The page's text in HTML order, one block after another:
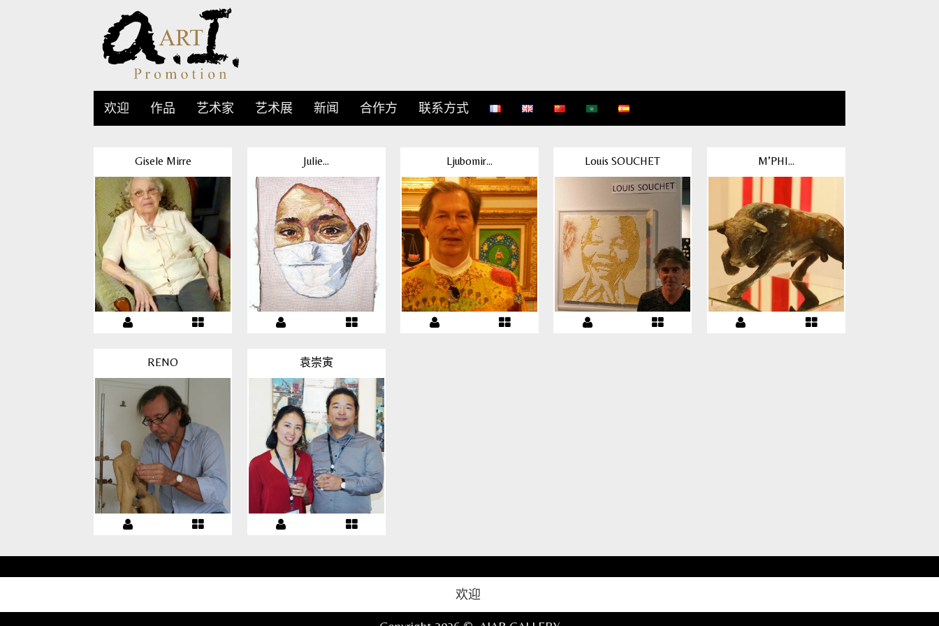
欢迎 作品 艺术家 艺术展 新闻 合作方 联系方式
Gisele Mirre Julie... Ljubomir... Louis SOUCHET M’PHI...
RENO 袁崇寅
欢迎